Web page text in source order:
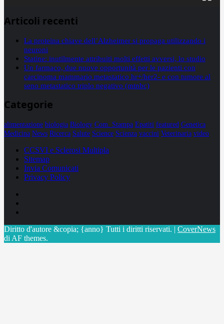
Articoli recenti
La proteina chiave dell’Alzheimer si propaga utilizzando i
neuroni
Statine: inutilmente attribuiti molti effetti avversi, lo studio
Un farmaco, due nuove opportunità per le pazienti con
carcinoma mammario metastatico hr+/her2- e con tumore al
seno metastatico triplo negativo (mtnbc)
Categorie
alimentazione biologia Biology Com. Stampa Epatiti featured Genetica
Medicina News Ricerca Salute Science Scienza vaccini Veterinaria video
CCSVI e Sclerosi Multipla
Sitemap
Invia Comunicati
Privacy Policy
Diritto d'autore &copia; {anno} Tutti i diritti riservati. | CoverNews
di AF themes.